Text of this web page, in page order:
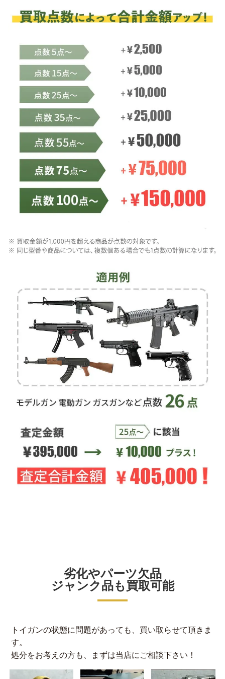
劣化やパーツ欠品
ジャンク品も買取可能
トイガンの状態に問題があっても、買い取らせて頂きま
す。
処分をお考えの方も、まずは当店にご相談下さい！